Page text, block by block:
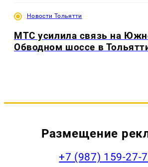
Новости Тольятти
МТС усилила связь на
Обводном шоссе в
Размещение
+7 (987) 159-27-